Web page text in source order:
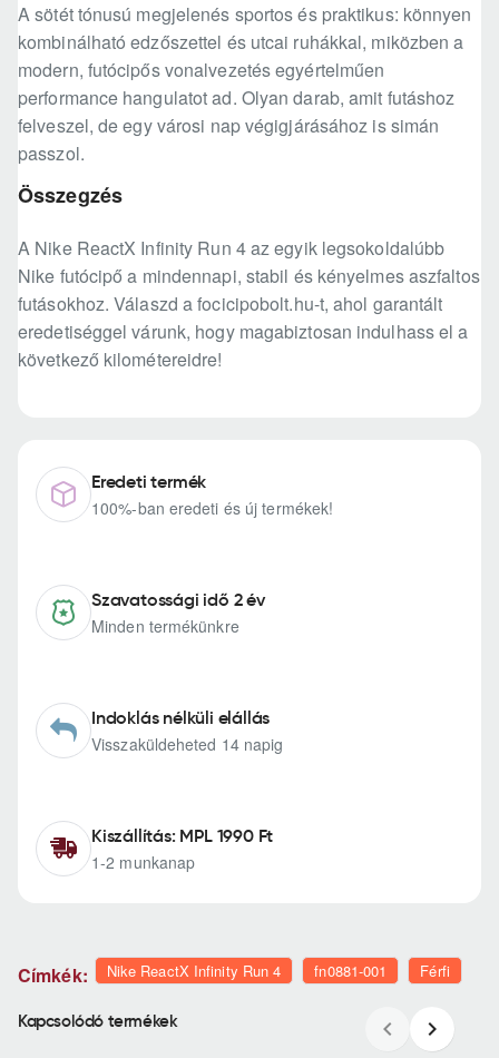
A sötét tónusú megjelenés sportos és praktikus: könnyen
kombinálható edzőszettel és utcai ruhákkal, miközben a
modern, futócipős vonalvezetés egyértelműen
performance hangulatot ad. Olyan darab, amit futáshoz
felveszel, de egy városi nap végigjárásához is simán
passzol.
Összegzés
A Nike ReactX Infinity Run 4 az egyik legsokoldalúbb
Nike futócipő a mindennapi, stabil és kényelmes aszfaltos
futásokhoz. Válaszd a focicipobolt.hu-t, ahol garantált
eredetiséggel várunk, hogy magabiztosan indulhass el a
következő kilométereidre!
Eredeti termék
100%-ban eredeti és új termékek!
Szavatossági idő 2 év
Minden termékünkre
Indoklás nélküli elállás
Visszaküldeheted 14 napig
Kiszállítás: MPL 1990 Ft
1-2 munkanap
Címkék: Nike ReactX Infinity Run 4 fn0881-001 Férfi
Kapcsolódó termékek